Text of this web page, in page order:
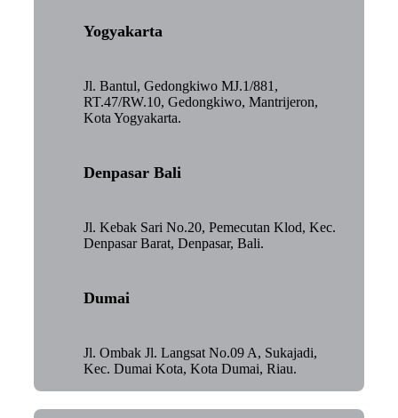
Yogyakarta
Jl. Bantul, Gedongkiwo MJ.1/881,
RT.47/RW.10, Gedongkiwo, Mantrijeron,
Kota Yogyakarta.
Denpasar Bali
Jl. Kebak Sari No.20, Pemecutan Klod, Kec.
Denpasar Barat, Denpasar, Bali.
Dumai
Jl. Ombak Jl. Langsat No.09 A, Sukajadi,
Kec. Dumai Kota, Kota Dumai, Riau.